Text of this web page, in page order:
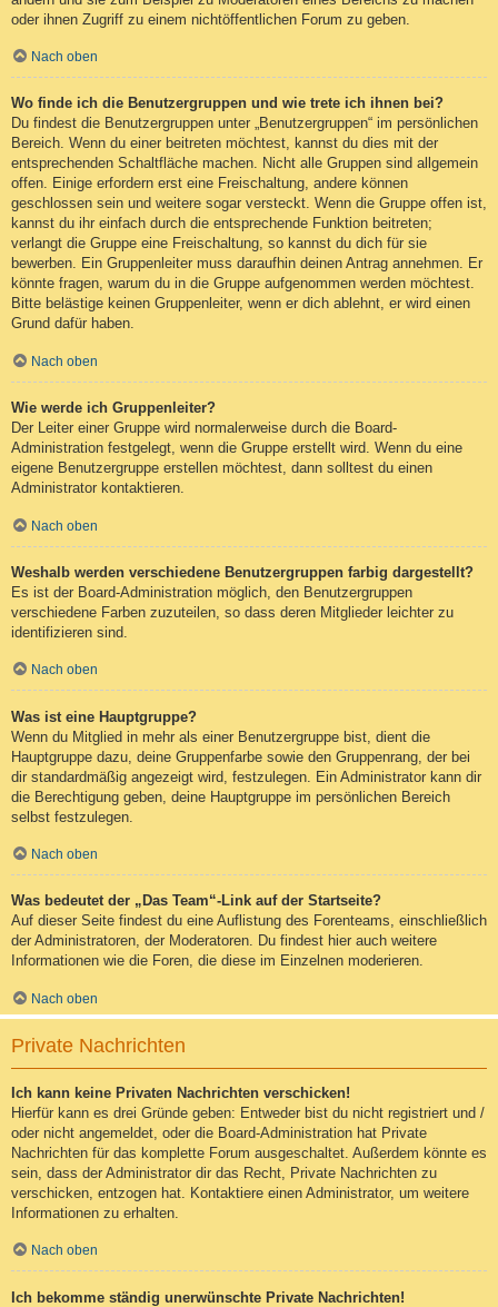
oder ihnen Zugriff zu einem nichtöffentlichen Forum zu geben.
Nach oben
Wo finde ich die Benutzergruppen und wie trete ich ihnen bei?
Du findest die Benutzergruppen unter „Benutzergruppen“ im persönlichen
Bereich. Wenn du einer beitreten möchtest, kannst du dies mit der
entsprechenden Schaltfläche machen. Nicht alle Gruppen sind allgemein
offen. Einige erfordern erst eine Freischaltung, andere können
geschlossen sein und weitere sogar versteckt. Wenn die Gruppe offen ist,
kannst du ihr einfach durch die entsprechende Funktion beitreten;
verlangt die Gruppe eine Freischaltung, so kannst du dich für sie
bewerben. Ein Gruppenleiter muss daraufhin deinen Antrag annehmen. Er
könnte fragen, warum du in die Gruppe aufgenommen werden möchtest.
Bitte belästige keinen Gruppenleiter, wenn er dich ablehnt, er wird einen
Grund dafür haben.
Nach oben
Wie werde ich Gruppenleiter?
Der Leiter einer Gruppe wird normalerweise durch die Board-
Administration festgelegt, wenn die Gruppe erstellt wird. Wenn du eine
eigene Benutzergruppe erstellen möchtest, dann solltest du einen
Administrator kontaktieren.
Nach oben
Weshalb werden verschiedene Benutzergruppen farbig dargestellt?
Es ist der Board-Administration möglich, den Benutzergruppen
verschiedene Farben zuzuteilen, so dass deren Mitglieder leichter zu
identifizieren sind.
Nach oben
Was ist eine Hauptgruppe?
Wenn du Mitglied in mehr als einer Benutzergruppe bist, dient die
Hauptgruppe dazu, deine Gruppenfarbe sowie den Gruppenrang, der bei
dir standardmäßig angezeigt wird, festzulegen. Ein Administrator kann dir
die Berechtigung geben, deine Hauptgruppe im persönlichen Bereich
selbst festzulegen.
Nach oben
Was bedeutet der „Das Team“-Link auf der Startseite?
Auf dieser Seite findest du eine Auflistung des Forenteams, einschließlich
der Administratoren, der Moderatoren. Du findest hier auch weitere
Informationen wie die Foren, die diese im Einzelnen moderieren.
Nach oben
Private Nachrichten
Ich kann keine Privaten Nachrichten verschicken!
Hierfür kann es drei Gründe geben: Entweder bist du nicht registriert und /
oder nicht angemeldet, oder die Board-Administration hat Private
Nachrichten für das komplette Forum ausgeschaltet. Außerdem könnte es
sein, dass der Administrator dir das Recht, Private Nachrichten zu
verschicken, entzogen hat. Kontaktiere einen Administrator, um weitere
Informationen zu erhalten.
Nach oben
Ich bekomme ständig unerwünschte Private Nachrichten!